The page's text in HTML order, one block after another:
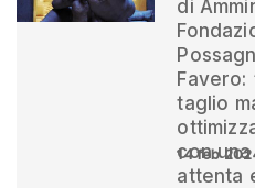
di
Favero:
taglio
con
attenta
14 feb